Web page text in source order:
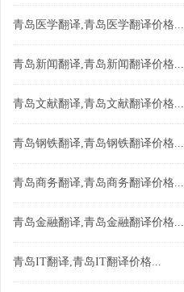
青岛医学翻译,青岛医学翻译价格...
青岛新闻翻译,青岛新闻翻译价格...
青岛文献翻译,青岛文献翻译价格...
青岛钢铁翻译,青岛钢铁翻译价格...
青岛商务翻译,青岛商务翻译价格...
青岛金融翻译,青岛金融翻译价格...
青岛IT翻译,青岛IT翻译价格...